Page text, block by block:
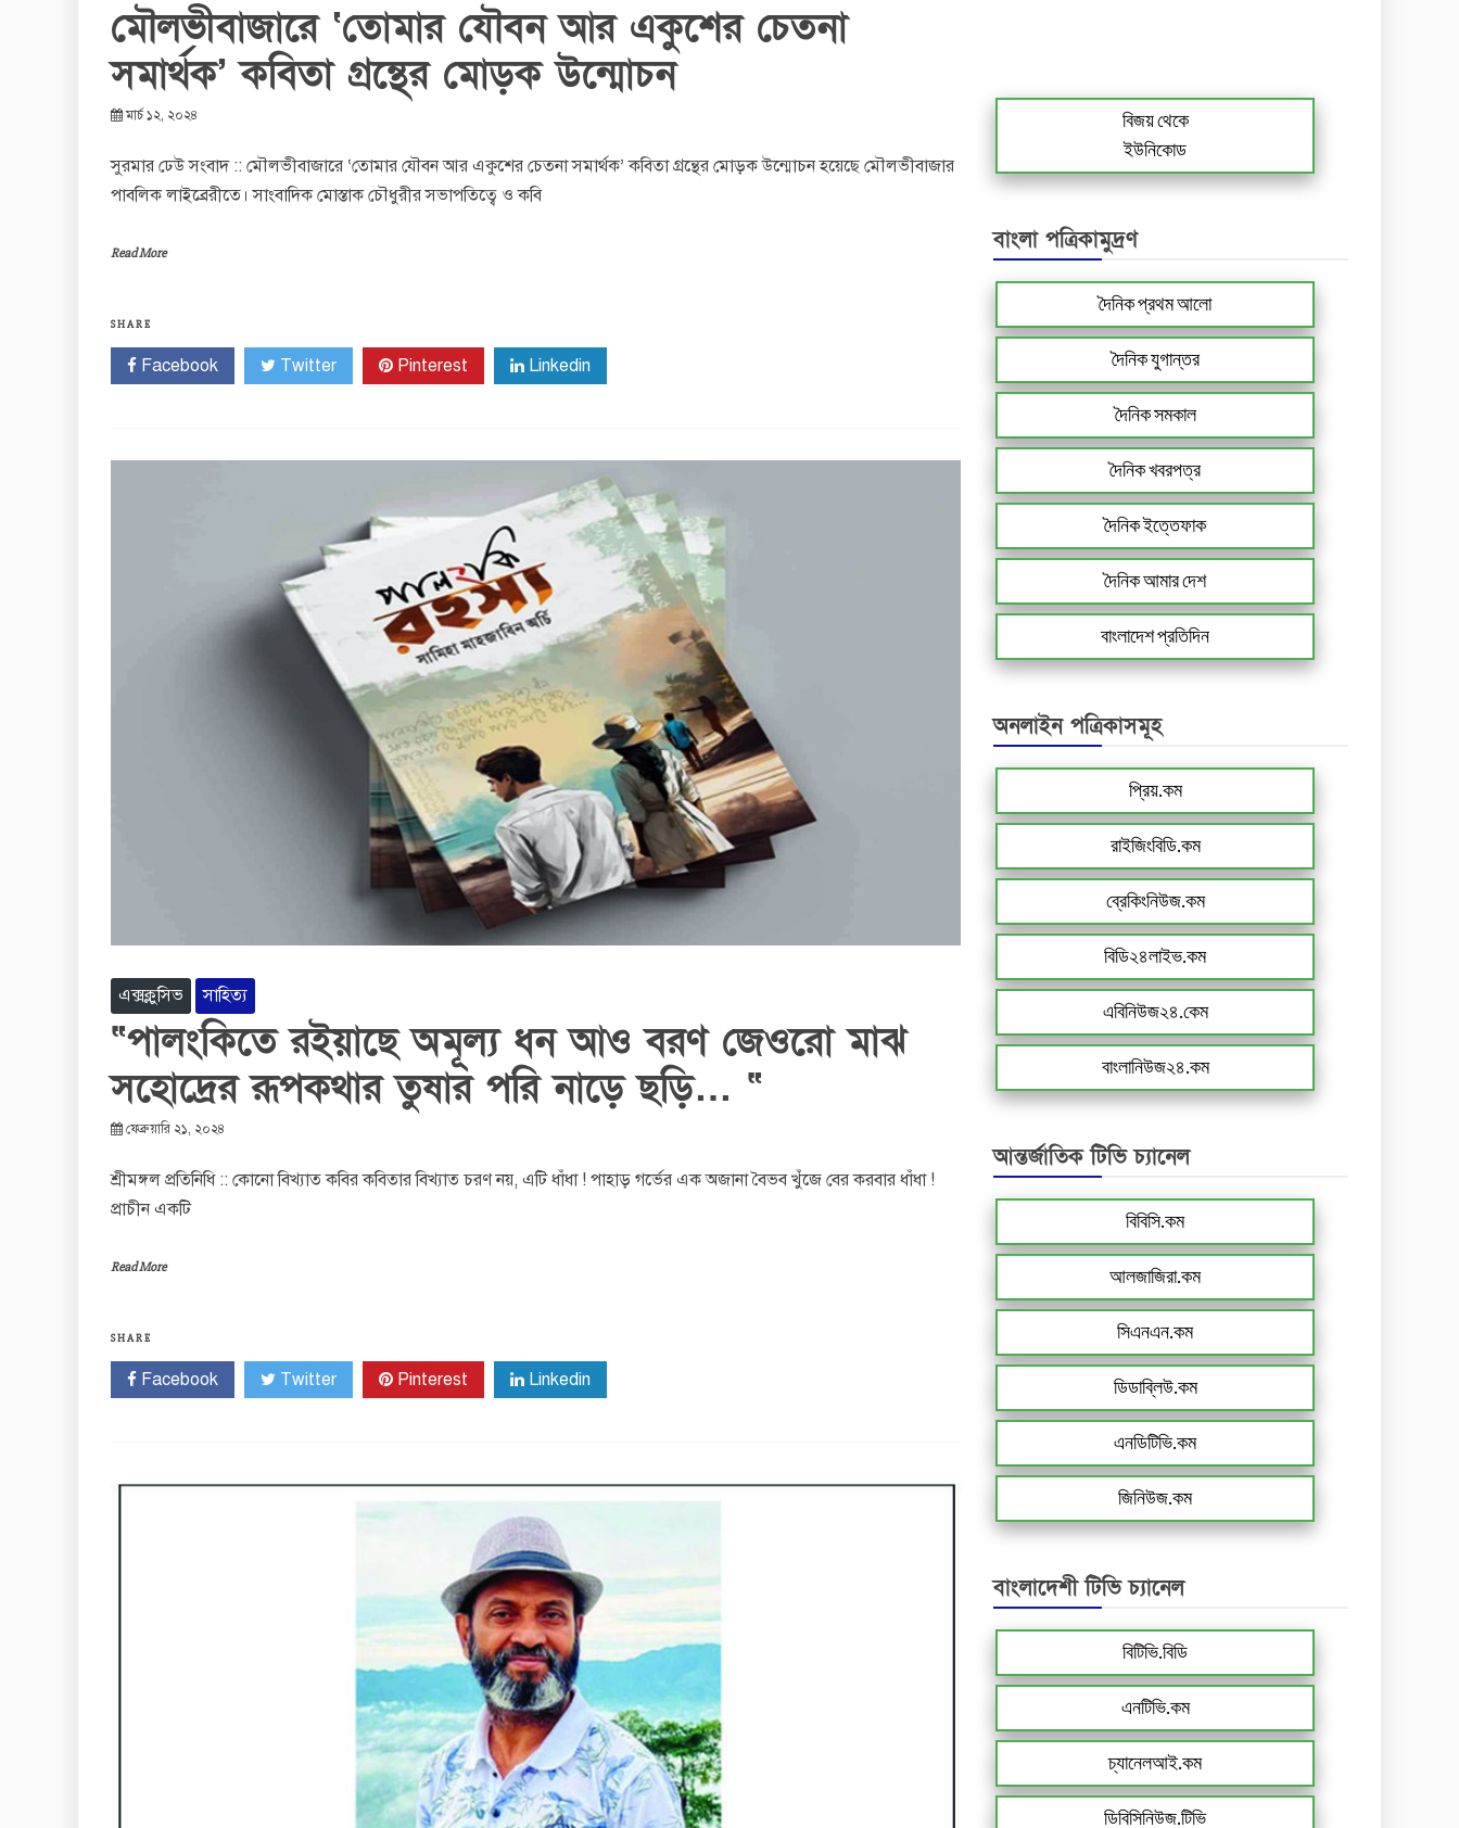
মৌলভীবাজারে ‘তোমার যৌবন আর একুশের চেতনা
সমার্থক’ কবিতা গ্রন্থের মোড়ক উন্মোচন
মার্চ ১২, ২০২৪
সুরমার ঢেউ সংবাদ :: মৌলভীবাজারে ‘তোমার যৌবন আর একুশের চেতনা সমার্থক’ কবিতা গ্রন্থের মোড়ক উন্মোচন হয়েছে মৌলভীবাজার
পাবলিক লাইব্রেরীতে। সাংবাদিক মোস্তাক চৌধুরীর সভাপতিত্বে ও কবি
Read More
SHARE
Facebook Twitter Pinterest Linkedin
এক্সক্লুসিভ সাহিত্য
“পালংকিতে রইয়াছে অমূল্য ধন আও বরণ জেওরো মাঝ
সহোদ্রের রূপকথার তুষার পরি নাড়ে ছড়ি… “
ফেব্রুয়ারি ২১, ২০২৪
শ্রীমঙ্গল প্রতিনিধি :: কোনো বিখ্যাত কবির কবিতার বিখ্যাত চরণ নয়, এটি ধাঁধা ! পাহাড় গর্ভের এক অজানা বৈভব খুঁজে বের করবার ধাঁধা !
প্রাচীন একটি
Read More
SHARE
Facebook Twitter Pinterest Linkedin
বিজয় থেকে
ইউনিকোড
বাংলা পত্রিকামুদ্রণ
দৈনিক প্রথম আলো
দৈনিক যুগান্তর
দৈনিক সমকাল
দৈনিক খবরপত্র
দৈনিক ইত্তেফাক
দৈনিক আমার দেশ
বাংলাদেশ প্রতিদিন
অনলাইন পত্রিকাসমূহ
প্রিয়.কম
রাইজিংবিডি.কম
ব্রেকিংনিউজ.কম
বিডি২৪লাইভ.কম
এবিনিউজ২৪.কেম
বাংলানিউজ২৪.কম
আন্তর্জাতিক টিভি চ্যানেল
বিবিসি.কম
আলজাজিরা.কম
সিএনএন.কম
ডিডাব্লিউ.কম
এনডিটিভি.কম
জিনিউজ.কম
বাংলাদেশী টিভি চ্যানেল
বিটিভি.বিডি
এনটিভি.কম
চ্যানেলআই.কম
ডিবিসিনিউজ.টিভি